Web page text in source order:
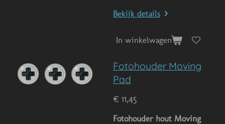
Bekijk details
In winkelwagen
Fotohouder Moving
Pad
€ 11,45
Fotohouder hout Moving